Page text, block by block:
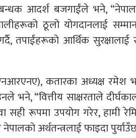
आदर्श बजगाईंले भने,
ठूलो योगदानलाई
तपाईंहरूको आर्थिक सुरक्षालाई
कतारका अध्यक्ष रमेश
भने, “वित्तीय साक्षरताले
रूपमा उपयोग गरेर, हामी
अर्थतन्त्रलाई फाइदा